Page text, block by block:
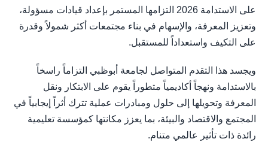
على الاستدامة 2026 التزامها المستمر بإعداد قيادات مسؤولة،
وتعزيز المعرفة، والإسهام في بناء مجتمعات أكثر شمولاً وقدرة
على التكيف واستعداداً للمستقبل.
ويجسد هذا التقدم المتواصل لجامعة أبوظبي التزاماً راسخاً
بالاستدامة ونهجاً أكاديمياً متطوراً يقوم على الابتكار ونقل
المعرفة وتحويلها إلى حلول ومبادرات عملية تترك أثراً إيجابياً في
المجتمع والاقتصاد والبيئة، بما يعزز مكانتها كمؤسسة تعليمية
رائدة ذات تأثير عالمي متنام.